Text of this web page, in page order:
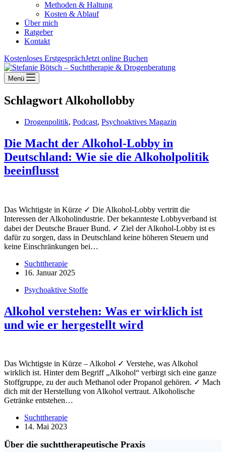
Methoden & Haltung
Kosten & Ablauf
Über mich
Ratgeber
Kontakt
Kostenloses ErstgesprächJetzt online Buchen
Menü
Schlagwort Alkohollobby
Drogenpolitik, Podcast, Psychoaktives Magazin
Die Macht der Alkohol-Lobby in
Deutschland: Wie sie die Alkoholpolitik
beeinflusst
Das Wichtigste in Kürze ✓ Die Alkohol-Lobby vertritt die
Interessen der Alkoholindustrie. Der bekannteste Lobbyverband ist
dabei der Deutsche Brauer Bund. ✓ Ziel der Alkohol-Lobby ist es
dafür zu sorgen, dass in Deutschland keine höheren Steuern und
keine Einschränkungen bei…
Suchttherapie
16. Januar 2025
Psychoaktive Stoffe
Alkohol verstehen: Was er wirklich ist
und wie er hergestellt wird
Das Wichtigste in Kürze – Alkohol ✓ Verstehe, was Alkohol
wirklich ist. Hinter dem Begriff „Alkohol“ verbirgt sich eine ganze
Stoffgruppe, zu der auch Methanol oder Propanol gehören. ✓ Mach
dich mit der Herstellung von Alkohol vertraut. Alkoholische
Getränke entstehen…
Suchttherapie
14. Mai 2023
Über die suchttherapeutische Praxis